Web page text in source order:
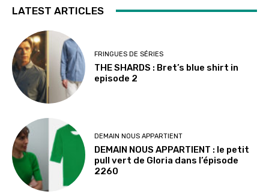
LATEST ARTICLES
FRINGUES DE SÉRIES
THE SHARDS : Bret’s blue shirt in
episode 2
DEMAIN NOUS APPARTIENT
DEMAIN NOUS APPARTIENT : le petit
pull vert de Gloria dans l’épisode
2260